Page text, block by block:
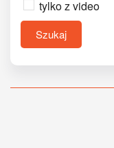
tylko z video
Szukaj